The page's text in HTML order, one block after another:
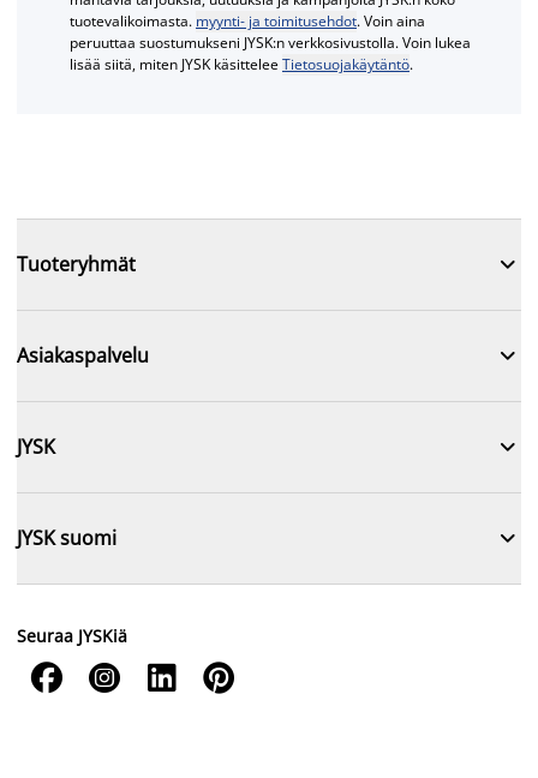
tuotevalikoimasta. myynti- ja toimitusehdot. Voin aina
peruuttaa suostumukseni JYSK:n verkkosivustolla. Voin lukea
lisää siitä, miten JYSK käsitteleeTietosuojakäytäntö.
Tuoteryhmät 
Asiakaspalvelu 
JYSK 
JYSK suomi 
Seuraa JYSKiä
   